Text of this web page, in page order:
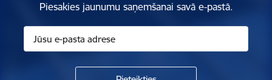
Piesakies jaunumu saņemšanai savā e-pastā.